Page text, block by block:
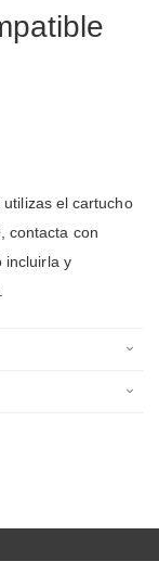
el cartucho
contacta con
incluirla y